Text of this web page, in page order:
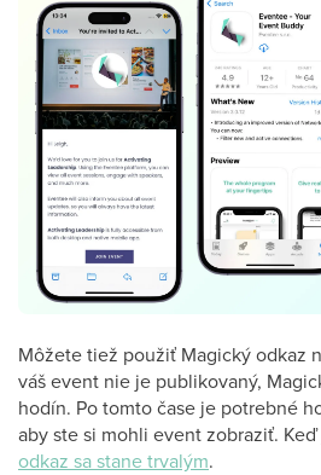
Môžete tiež použiť Magický odkaz
váš event nie je publikovaný,
hodín. Po tomto čase je potrebné
aby ste si mohli event zobraziť.
odkaz sa stane trvalým.